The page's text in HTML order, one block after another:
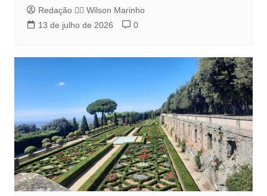
Redação 👨‍⚖️​ Wilson Marinho
13 de julho de 2026
0